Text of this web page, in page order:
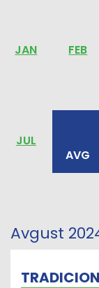
JAN FEB
JUL
AVG
Avgust